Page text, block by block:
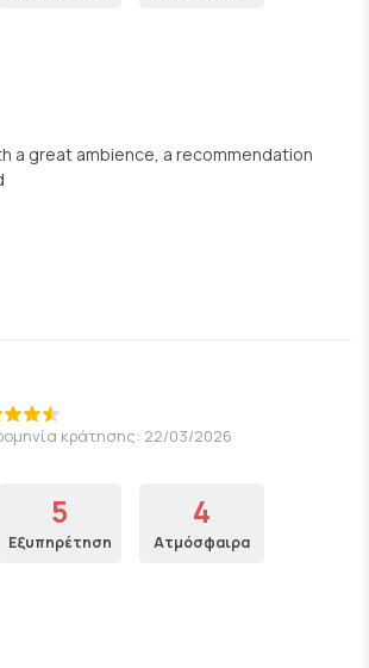
a great ambience, a recommendation
κράτησης: 22/03/2026
5
Εξυπηρέτηση
4
Ατμόσφαιρα